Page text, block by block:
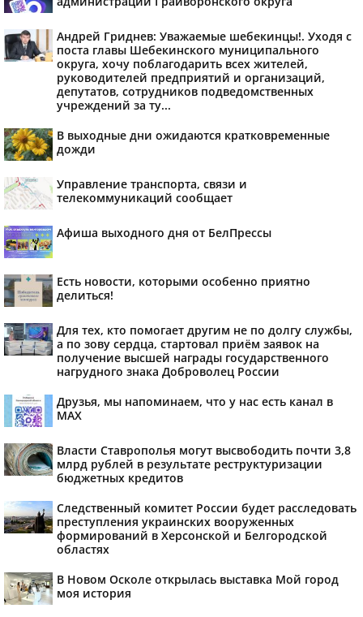
Андрей Гриднев: Уважаемые шебекинцы!. Уходя с
поста главы Шебекинского муниципального
округа, хочу поблагодарить всех жителей,
руководителей предприятий и организаций,
депутатов, сотрудников подведомственных
учреждений за ту...
В выходные дни ожидаются кратковременные
дожди
Управление транспорта, связи и
телекоммуникаций сообщает
Афиша выходного дня от БелПрессы
Есть новости, которыми особенно приятно
делиться!
Для тех, кто помогает другим не по долгу службы,
а по зову сердца, стартовал приём заявок на
получение высшей награды государственного
нагрудного знака Доброволец России
Друзья, мы напоминаем, что у нас есть канал в
МАХ
Власти Ставрополья могут высвободить почти 3,8
млрд рублей в результате реструктуризации
бюджетных кредитов
Следственный комитет России будет расследовать
преступления украинских вооруженных
формирований в Херсонской и Белгородской
областях
В Новом Осколе открылась выставка Мой город
моя история